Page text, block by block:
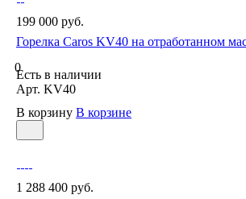
199 000 руб.
Горелка Caros KV40 на отработанном
0
Есть в наличии
Арт. KV40
В корзину В корзине
1 288 400 руб.